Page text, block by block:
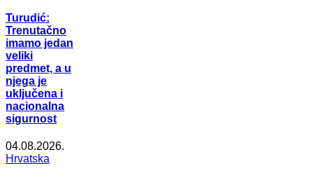
Turudić:
Trenutačno
imamo jedan
veliki
predmet, a u
njega je
uključena i
nacionalna
sigurnost
04.08.2026.
Hrvatska